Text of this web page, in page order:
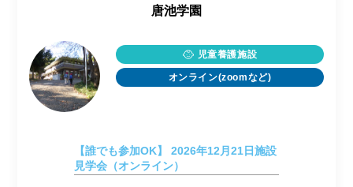
唐池学園
児童養護施設
オンライン(zoomなど)
【誰でも参加OK】 2026年12月21日施設
見学会（オンライン）